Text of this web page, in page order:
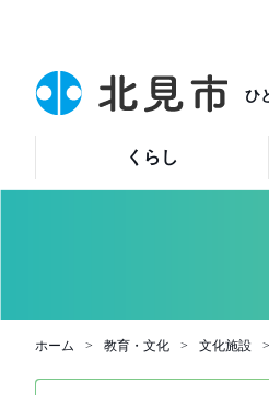
ひ
くらし
ホーム 教育・文化 文化施設